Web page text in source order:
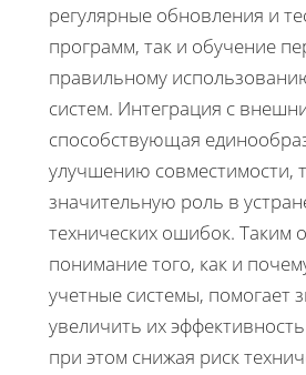
регулярные обновления и
программ, так и обучение
правильному
систем. Интеграция с
способствующая
улучшению совместимости,
значительную роль в
технических ошибок. Таким
понимание того, как и
учетные системы, помогает
увеличить их
при этом снижая риск